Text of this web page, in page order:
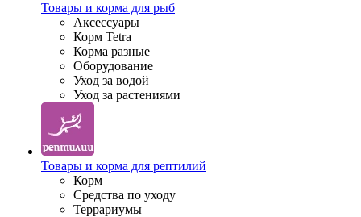
Товары и корма для рыб
Аксессуары
Корм Tetra
Корма разные
Оборудование
Уход за водой
Уход за растениями
Товары и корма для рептилий
Корм
Средства по уходу
Террариумы